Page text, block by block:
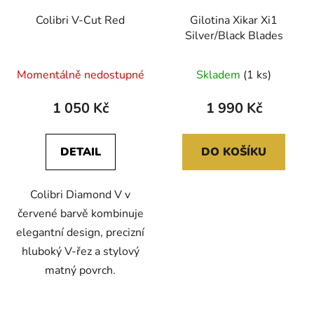
Colibri V-Cut Red
Momentálně nedostupné
1 050 Kč
DETAIL
Colibri Diamond V v
červené barvě kombinuje
elegantní design, precizní
hluboký V-řez a stylový
matný povrch.
Gilotina Xikar Xi1
Silver/Black Blades
Skladem (1 ks)
1 990 Kč
DO KOŠÍKU